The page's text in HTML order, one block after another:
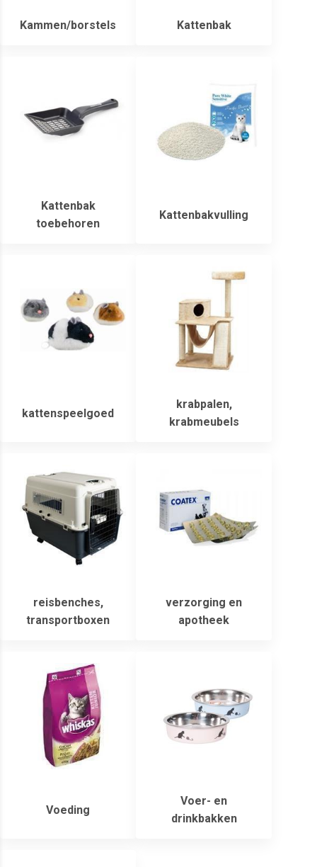
Kammen/borstels Kattenbak
Kattenbak
toebehoren
Kattenbakvulling
kattenspeelgoed
krabpalen,
krabmeubels
reisbenches,
transportboxen
verzorging en
apotheek
Voeding
Voer- en
drinkbakken